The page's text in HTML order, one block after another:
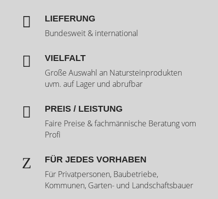
 LIEFERUNG
Bundesweit & international
 VIELFALT
Große Auswahl an Natursteinprodukten
uvm. auf Lager und abrufbar
 PREIS / LEISTUNG
Faire Preise & fachmännische Beratung vom
Profi
Z FÜR JEDES VORHABEN
Für Privatpersonen, Baubetriebe,
Kommunen, Garten- und Landschaftsbauer